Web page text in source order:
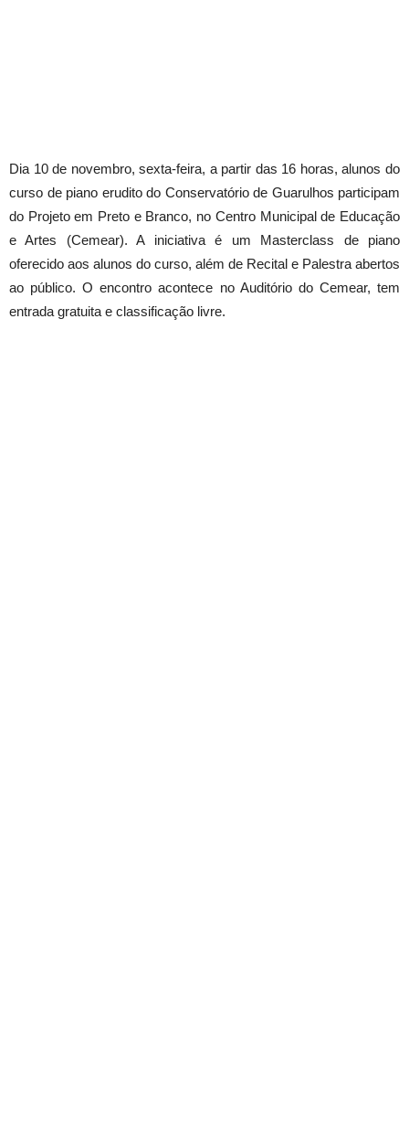
Dia 10 de novembro,sexta-feira, a partir das 16 horas, alunos do
curso de piano erudito do Conservatório de Guarulhos participam
do Projeto em Preto e Branco, no Centro Municipal de Educação
e Artes (Cemear). A iniciativa é um Masterclass de piano
oferecido aos alunos do curso, além de Recital e Palestra abertos
ao público. O encontro acontece no Auditório do Cemear, tem
entrada gratuita e classificação livre.